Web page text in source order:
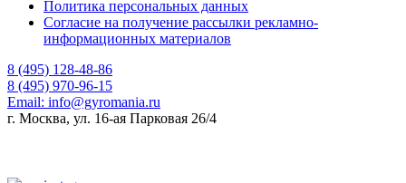
Политика персональных данных
Согласие на получение рассылки рекламно-
информационных материалов
8 (495) 128-48-86
8 (495) 970-96-15
Email: info@gyromania.ru
г. Москва, ул. 16-ая Парковая 26/4